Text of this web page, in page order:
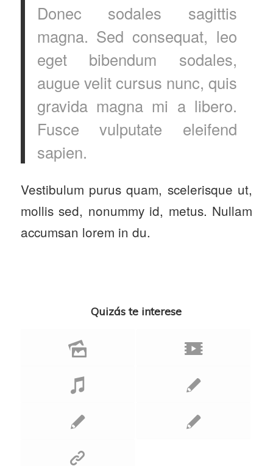
Donec sodales sagittis
magna. Sed consequat, leo
eget bibendum sodales,
augue velit cursus nunc, quis
gravida magna mi a libero.
Fusce vulputate eleifend
sapien.
Vestibulum purus quam, scelerisque ut,
mollis sed, nonummy id, metus. Nullam
accumsan lorem in du.
Quizás te interese